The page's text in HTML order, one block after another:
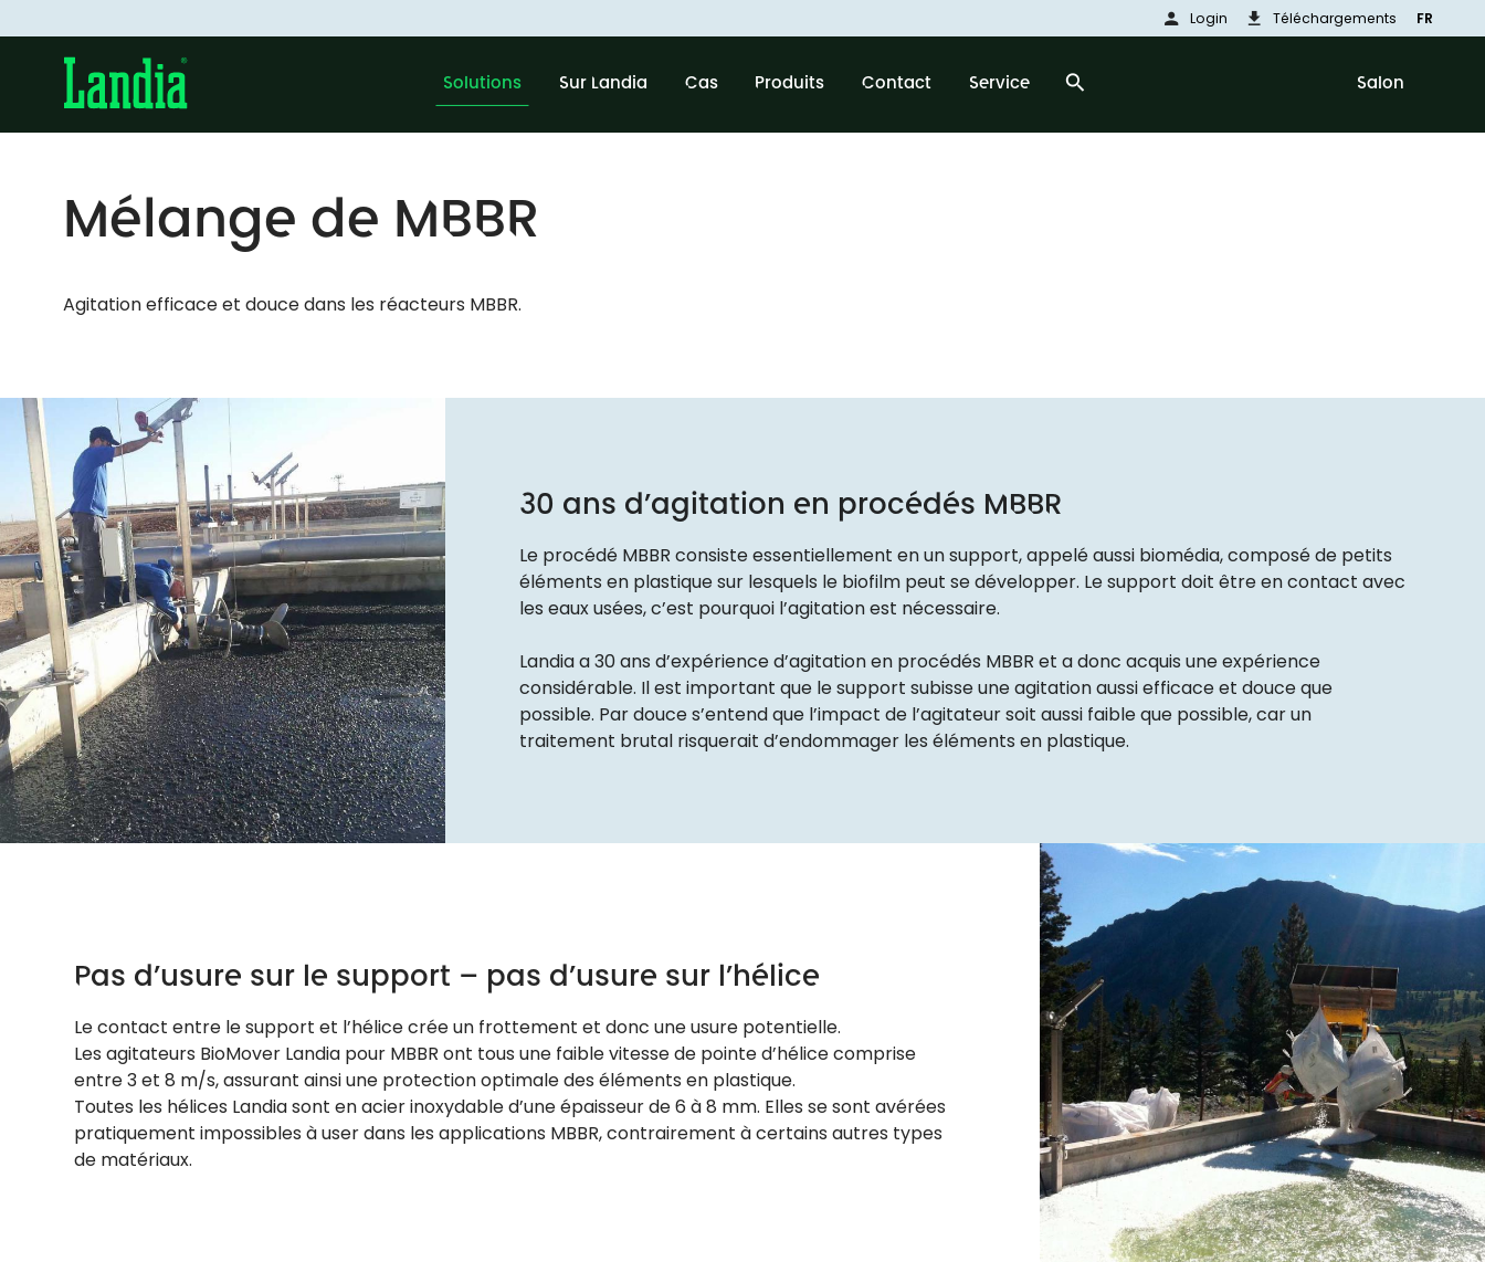
Solutions Sur Landia Cas Produits Contact Service search Salon
person Login download Téléchargements FR
Mélange de MBBR
Agitation efficace et douce dans les réacteurs MBBR.
30 ans d’agitation en procédés MBBR
Le procédé MBBR consiste essentiellement en un support, appelé aussi biomédia, composé de petits
éléments en plastique sur lesquels le biofilm peut se développer. Le support doit être en contact avec
les eaux usées, c’est pourquoi l’agitation est nécessaire.
Landia a 30 ans d’expérience d’agitation en procédés MBBR et a donc acquis une expérience
considérable. Il est important que le support subisse une agitation aussi efficace et douce que
possible. Par douce s’entend que l’impact de l’agitateur soit aussi faible que possible, car un
traitement brutal risquerait d’endommager les éléments en plastique.
Pas d’usure sur le support – pas d’usure sur l’hélice
Le contact entre le support et l’hélice crée un frottement et donc une usure potentielle.
Les agitateurs BioMover Landia pour MBBR ont tous une faible vitesse de pointe d’hélice comprise
entre 3 et 8 m/s, assurant ainsi une protection optimale des éléments en plastique.
Toutes les hélices Landia sont en acier inoxydable d’une épaisseur de 6 à 8 mm. Elles se sont avérées
pratiquement impossibles à user dans les applications MBBR, contrairement à certains autres types
de matériaux.